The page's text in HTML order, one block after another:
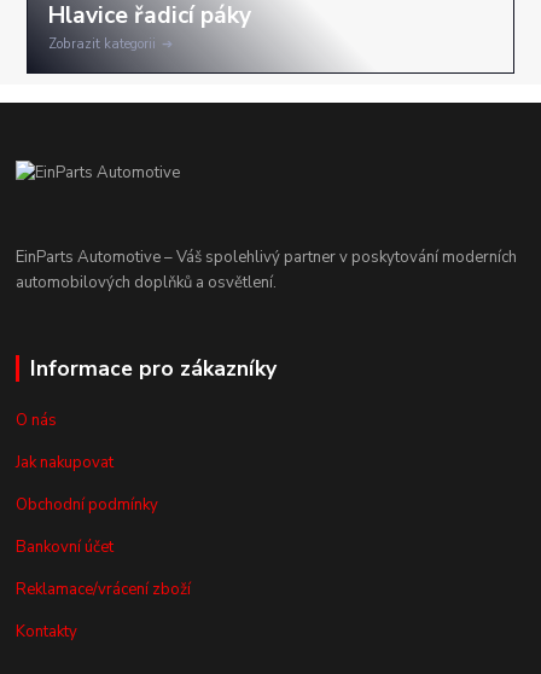
Zobrazit kategorii
EinParts Automotive – Váš spolehlivý partner v poskytování moderních
automobilových doplňků a osvětlení.
Informace pro zákazníky
O nás
Jak nakupovat
Obchodní podmínky
Bankovní účet
Reklamace/vrácení zboží
Kontakty